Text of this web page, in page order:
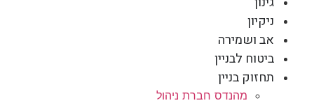
ניקיון
אב ושמירה
ביטוח לבניין
תחזוק בניין
מהנדס חברת ניהול